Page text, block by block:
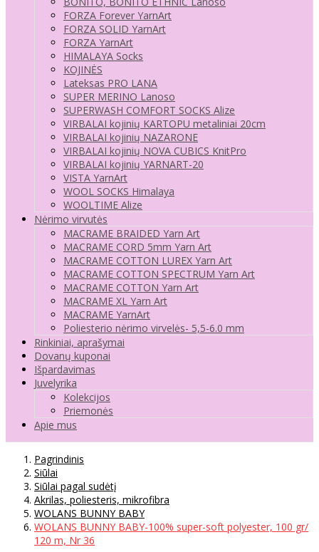
FORZA Forever YarnArt
FORZA SOLID YarnArt
FORZA YarnArt
HIMALAYA Socks
KOJINĖS
Lateksas PRO LANA
SUPER MERINO Lanoso
SUPERWASH COMFORT SOCKS Alize
VIRBALAI kojinių KARTOPU metaliniai 20cm
VIRBALAI kojinių NAZARONE
VIRBALAI kojinių NOVA CUBICS KnitPro
VIRBALAI kojinių YARNART-20
VISTA YarnArt
WOOL SOCKS Himalaya
WOOLTIME Alize
Nėrimo virvutės
MACRAME BRAIDED Yarn Art
MACRAME CORD 5mm Yarn Art
MACRAME COTTON LUREX Yarn Art
MACRAME COTTON SPECTRUM Yarn Art
MACRAME COTTON Yarn Art
MACRAME XL Yarn Art
MACRAME YarnArt
Poliesterio nėrimo virvelės- 5,5-6.0 mm
Rinkiniai, aprašymai
Dovanų kuponai
Išpardavimas
Juvelyrika
Kolekcijos
Priemonės
Apie mus
Pagrindinis
Siūlai
Siūlai pagal sudėtį
Akrilas, poliesteris, mikrofibra
WOLANS BUNNY BABY
WOLANS BUNNY BABY-100% super-soft polyester, 100 gr/
120 m, Nr 36